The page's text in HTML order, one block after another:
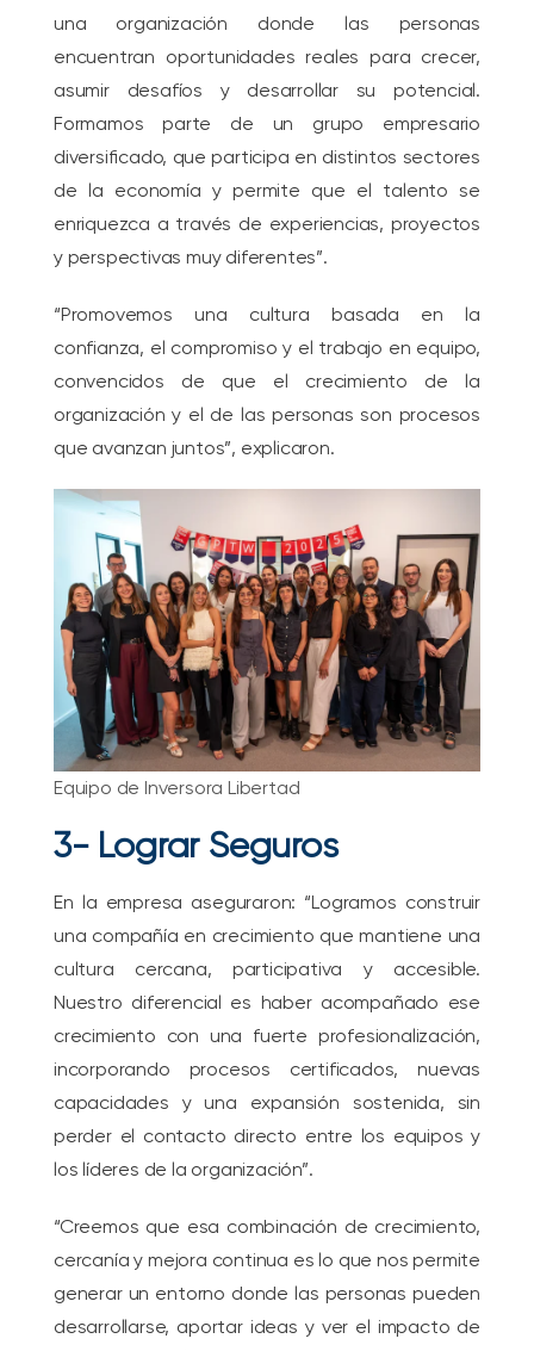
una organización donde las personas
encuentran oportunidades reales para crecer,
asumir desafíos y desarrollar su potencial.
Formamos parte de un grupo empresario
diversificado, que participa en distintos sectores
de la economía y permite que el talento se
enriquezca a través de experiencias, proyectos
y perspectivas muy diferentes”.
“Promovemos una cultura basada en la
confianza, el compromiso y el trabajo en equipo,
convencidos de que el crecimiento de la
organización y el de las personas son procesos
que avanzan juntos”, explicaron.
Equipo de Inversora Libertad
3- Lograr Seguros
En la empresa aseguraron: “Logramos construir
una compañía en crecimiento que mantiene una
cultura cercana, participativa y accesible.
Nuestro diferencial es haber acompañado ese
crecimiento con una fuerte profesionalización,
incorporando procesos certificados, nuevas
capacidades y una expansión sostenida, sin
perder el contacto directo entre los equipos y
los líderes de la organización”.
“Creemos que esa combinación de crecimiento,
cercanía y mejora continua es lo que nos permite
generar un entorno donde las personas pueden
desarrollarse, aportar ideas y ver el impacto de